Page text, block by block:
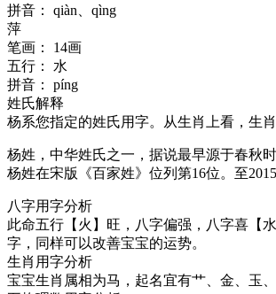
拼音：
qiàn、qìng
萍
笔画：
14画
五行：
水
拼音：
píng
姓氏解释
杨系您指定的姓氏用字。从生肖上看，生
杨姓，中华姓氏之一，据说最早源于春秋
杨姓在宋版《百家姓》位列第16位。至
八字用字分析
此命五行【火】旺， 八字偏强 ，八字喜【 水
字，同样可以改善宝宝的运势。
生肖用字分析
宝宝生肖属相为马，起名宜有艹、金、玉